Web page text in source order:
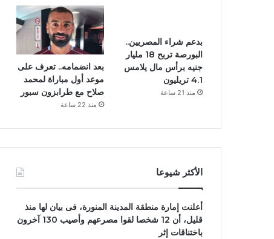
بدعم شراء المصريين..
البورصة تربح 18 مليار
جنيه برأس مال يلامس
4.1 تريليون
منذ 21 ساعة
بعد انضمامه.. تعرف على
موعد أول مباراة لمحمد
صلاح مع طرابزون سبور
منذ 22 ساعة
الأكثر شيوعا
أعلنت إمارة منطقة المدينة المنورة، فى بيان لها منذ
قليل، أن 12 شخصا لقوا مصرعهم وأصيب 130 آخرون
باختناقات إثر